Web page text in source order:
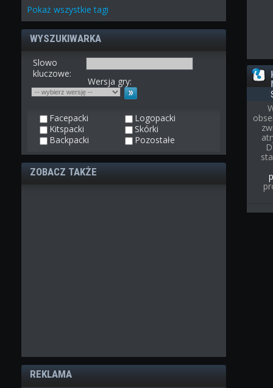
Pokażwszystkie tagi
WYSZUKIWARKA
Slowo
kluczowe:
Wersja gry:
Facepacki
Logopacki
Kitspacki
Skórki
Backpacki
Pozostałe
ZOBACZ TAKŻE
REKLAMA